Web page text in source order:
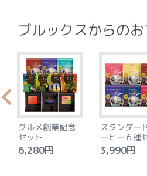
ブルックスからの
グルメ創業記念
セット
6,280円
スタンダー
ーヒー６種
ト
3,990円